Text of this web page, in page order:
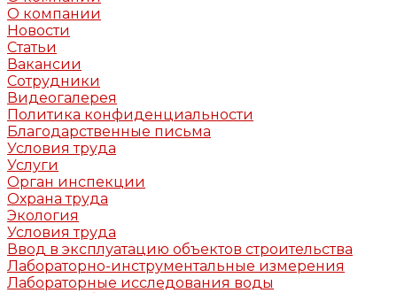
О компании
Новости
Статьи
Вакансии
Сотрудники
Видеогалерея
Политика конфиденциальности
Благодарственные письма
Условия труда
Услуги
Орган инспекции
Охрана труда
Экология
Условия труда
Ввод в эксплуатацию объектов строительства
Лабораторно-инструментальные измерения
Лабораторные исследования воды